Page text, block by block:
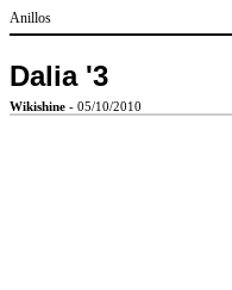
Anillos
Dalia '3
Wikishine - 05/10/2010